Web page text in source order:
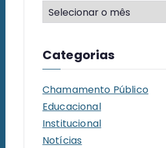
A
r
u
v
o
s
Categorias
Chamamento Público
Educacional
Institucional
Notícias